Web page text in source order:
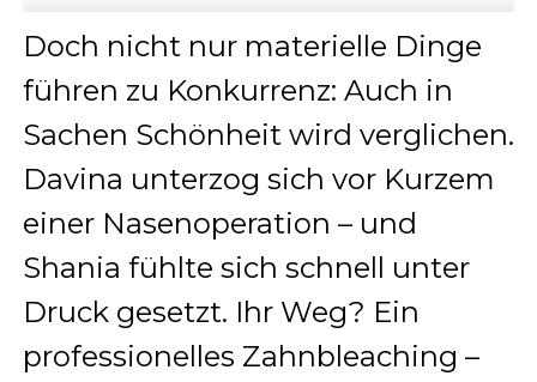
Doch nicht nur materielle Dinge
führen zu Konkurrenz: Auch in
Sachen Schönheit wird verglichen.
Davina unterzog sich vor Kurzem
einer Nasenoperation – und
Shania fühlte sich schnell unter
Druck gesetzt. Ihr Weg? Ein
professionelles Zahnbleaching –